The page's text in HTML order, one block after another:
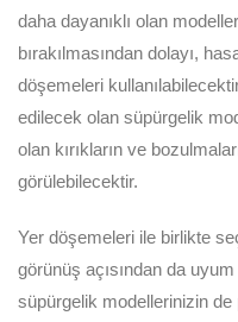
daha dayanıklı olan
bırakılmasından dolayı,
döşemeleri
edilecek olan süpürgelik
olan kırıkların ve
görülebilecektir.
Yer döşemeleri ile birlikte
görünüş açısından da
süpürgelik modellerinizin